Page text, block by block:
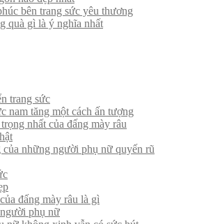
bên trang sức yêu thương
quà gì là ý nghĩa nhất
trang sức
nam tăng một cách ấn tượng
nhất của đấng mày râu
của những người phụ nữ quyến rũ
đấng mày râu là gì
phụ nữ